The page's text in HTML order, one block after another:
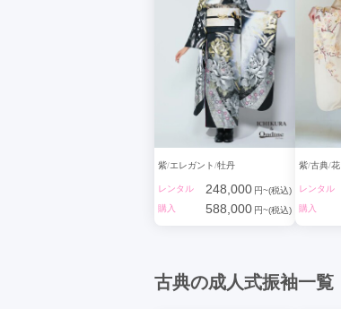
紫 エレガント 牡丹
レンタル 248,000 円~(税込)
購入
588,000 円~(税込)
紫 古典 花
レンタル
購入
古典の成人式振袖一覧